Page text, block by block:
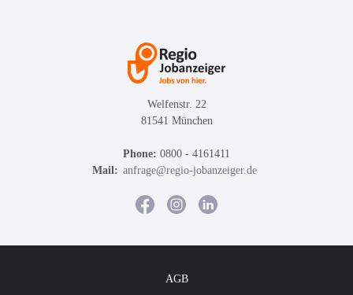
Welfenstr. 22
81541 München
Phone: 0800 - 4161411
Mail: anfrage@regio-jobanzeiger.de
AGB